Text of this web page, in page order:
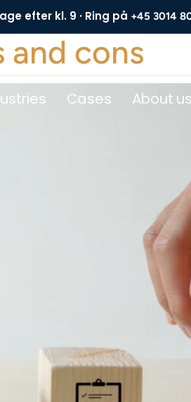
efter kl. 9 · Ring på +45 3014
Cases About us
and cons